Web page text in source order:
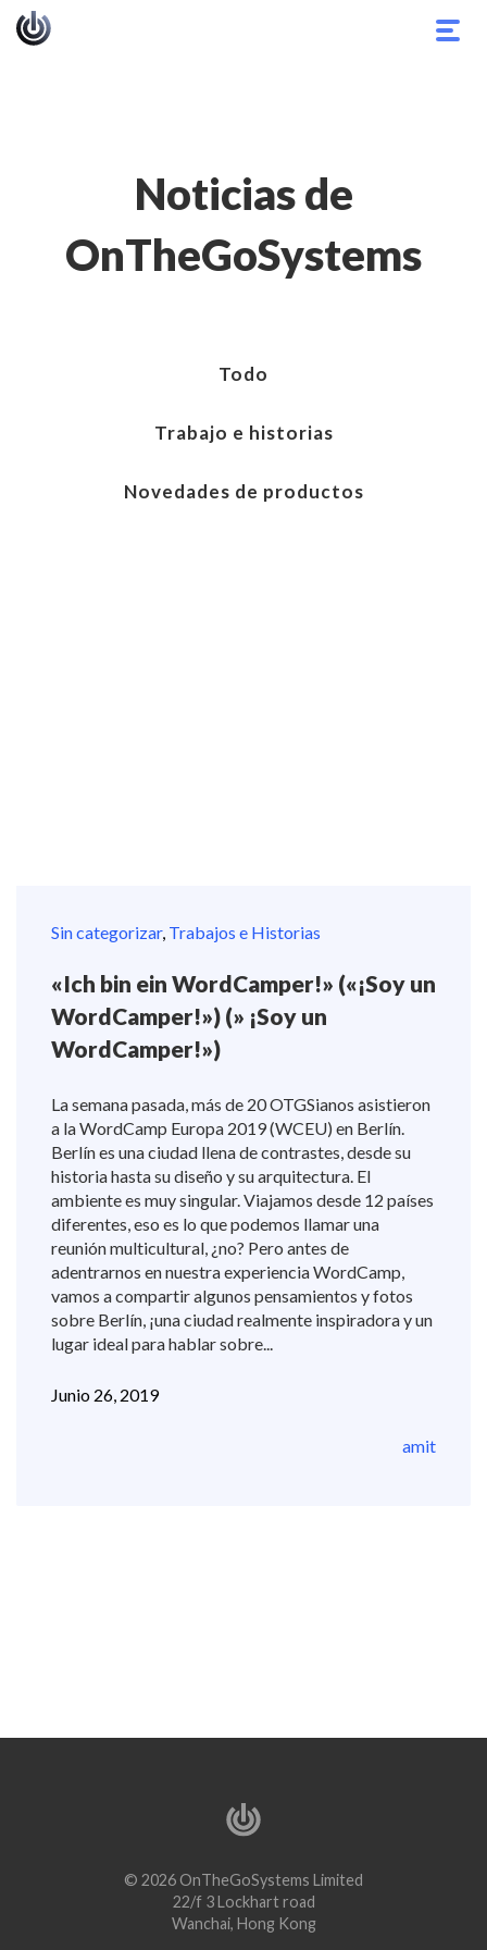
Noticias de
OnTheGoSystems
Todo
Trabajo e historias
Novedades de productos
Sin categorizar, Trabajos e Historias
«Ich bin ein WordCamper!» («¡Soy un
WordCamper!») (» ¡Soy un
WordCamper!»)
La semana pasada, más de 20 OTGSianos asistieron
a la WordCamp Europa 2019 (WCEU) en Berlín.
Berlín es una ciudad llena de contrastes, desde su
historia hasta su diseño y su arquitectura. El
ambiente es muy singular. Viajamos desde 12 países
diferentes, eso es lo que podemos llamar una
reunión multicultural, ¿no? Pero antes de
adentrarnos en nuestra experiencia WordCamp,
vamos a compartir algunos pensamientos y fotos
sobre Berlín, ¡una ciudad realmente inspiradora y un
lugar ideal para hablar sobre...
Junio 26, 2019
amit
© 2026 OnTheGoSystems Limited
22/f 3 Lockhart road
Wanchai, Hong Kong